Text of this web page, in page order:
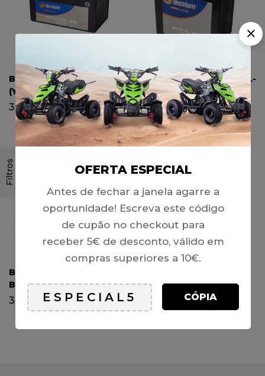
Filtros
BATERIA 12V/6AH
(YTX7A-BS), SCOOTER
TECNIUM ®
32,90€
BATERIA 12V/6AH (YTX7L-
BS) TECNIUM ®
40,00€
BATERIA 12V/9AH (CB9L-
B / BB9-B) TECNIUM ®
34,90 €
OFERTA ESPECIAL
Antes de fechar a janela agarre a
oportunidade! Escreva este código
de cupão no checkout para
receber 5€ de desconto, válido em
compras superiores a 10€.
CÓPIA